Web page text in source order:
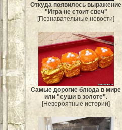
Откуда появилось выражение
"Игра не стоит свеч"
[Познавательные новости]
Самые дорогие блюда в мире
или "суши в золоте".
[Невероятные истории]